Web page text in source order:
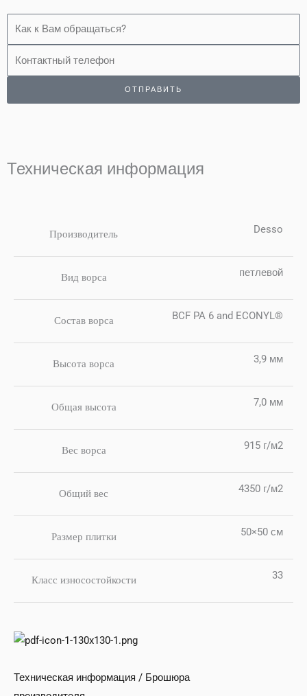
ОТПРАВИТЬ
Техническая информация
Производитель Desso
Вид ворса петлевой
Состав ворса BCF PA 6 and ECONYL®
Высота ворса 3,9 мм
Общая высота 7,0 мм
Вес ворса 915 г/м2
Общий вес 4350 г/м2
Размер плитки 50×50 см
Класс износостойкости 33
Техническая информация / Брошюра